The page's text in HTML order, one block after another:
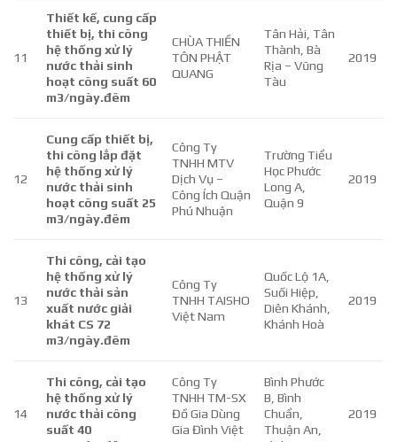
11
Thiết kế, cung cấp
thiết bị, thi công
hệ thống xử lý
nước thải sinh
hoạt công suất 60
m3/ngày.đêm
CHÙA THIỀN
TÔN PHẬT
QUANG
Tân Hải, Tân
Thành, Bà
Rịa – Vũng
Tàu
2019
12
Cung cấp thiết bị,
thi công lắp đặt
hệ thống xử lý
nước thải sinh
hoạt công suất 25
m3/ngày.đêm
Công Ty
TNHH MTV
Dịch Vụ –
Công Ích Quận
Phú Nhuận
Trường Tiểu
Học Phước
Long A,
Quận 9
2019
13
Thi công, cải tạo
hệ thống xử lý
nước thải sản
xuất nước giải
khát CS 72
m3/ngày.đêm
Công Ty
TNHH TAISHO
Việt Nam
Quốc Lộ 1A,
Suối Hiệp,
Diên Khánh,
Khánh Hoà
2019
14
Thi công, cải tạo
hệ thống xử lý
nước thải công
suất 40
Công Ty
TNHH TM-SX
Đồ Gia Dùng
Gia Đình Việt
Bình Phước
B, Bình
Chuẩn,
Thuận An,
2019